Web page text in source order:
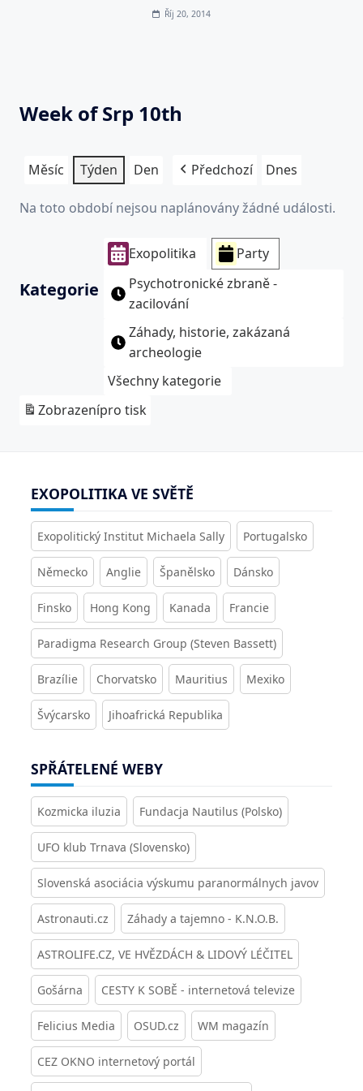
Říj 20, 2014
Week of Srp 10th
Měsíc Týden Den Předchozí Dnes
Na toto období nejsou naplánovány žádné události.
Kategorie
Exopolitika
Party
Psychotronické zbraně -
zacilování
Záhady, historie, zakázaná
archeologie
Všechny kategorie
Zobrazenípro tisk
EXOPOLITIKA VE SVĚTĚ
Exopolitický Institut Michaela Sally Portugalsko
Německo Anglie Španělsko Dánsko
Finsko Hong Kong Kanada Francie
Paradigma Research Group (Steven Bassett)
Brazílie Chorvatsko Mauritius Mexiko
Švýcarsko Jihoafrická Republika
SPŘÁTELENÉ WEBY
Kozmicka iluzia Fundacja Nautilus (Polsko)
UFO klub Trnava (Slovensko)
Slovenská asociácia výskumu paranormálnych javov
Astronauti.cz Záhady a tajemno - K.N.O.B.
ASTROLIFE.CZ, VE HVĚZDÁCH & LIDOVÝ LÉČITEL
Gošárna CESTY K SOBĚ - internetová televize
Felicius Media OSUD.cz WM magazín
CEZ OKNO internetový portál